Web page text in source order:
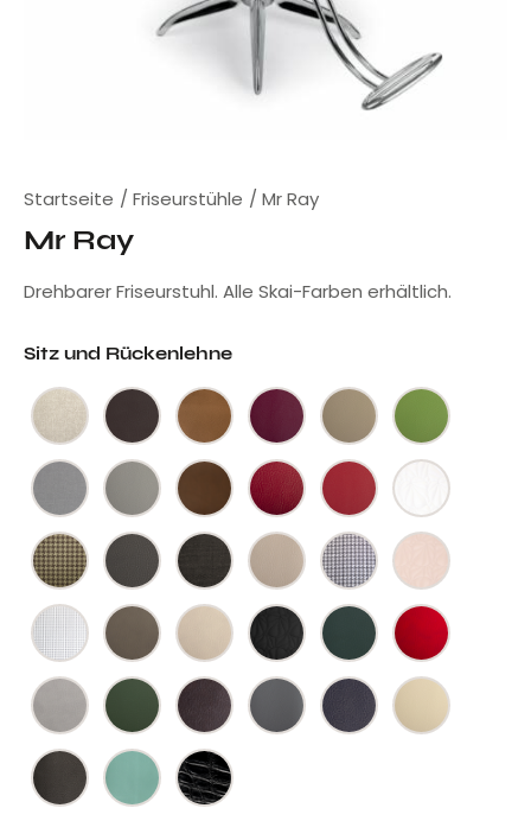
Startseite Friseurstühle Mr Ray
Mr Ray
Drehbarer Friseurstuhl. Alle Skai-Farben erhältlich.
Sitz und Rückenlehne